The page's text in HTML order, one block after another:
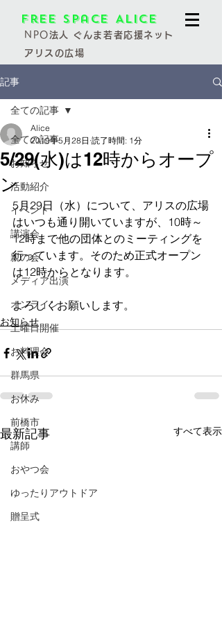
Free Space Alice
NPO法人 ぐんま若者応援ネット
アリスの広場
記事
全ての記事
お知らせ
活動紹介
イベント
講演会
親の会
メディア出演
オンライン
土曜日開催
お料理会
群馬県
お休み
前橋市
講師
おやつ会
ゆったりアウトドア
贈呈式
全ての記事
5/29(水)は12時からオープ
ン
Alice
2019年5月28日 読了時間: 1分
5月29日（水）について、アリスの広場
はいつも通り開いていますが、10時～
12時まで他の団体とのミーティングを
行っています。そのため正式オープン
は12時からとなります。
よろしくお願いします。
お知らせ
最新記事 すべて表示